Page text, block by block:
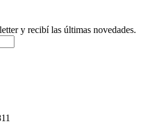
y recibí las últimas novedades.